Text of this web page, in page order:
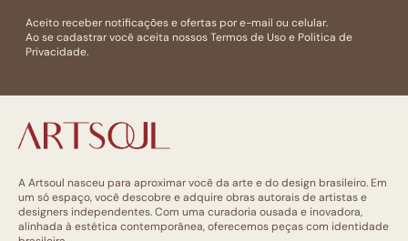
Aceito receber notificações e ofertas por e-mail ou celular.
Ao se cadastrar você aceita nossosTermos de Usoe Politica de
Privacidade.
A Artsoul nasceu para aproximar você da arte e do design brasileiro. Em
um só espaço, você descobre e adquire obras autorais de artistas e
designers independentes. Com uma curadoria ousada e inovadora,
alinhada à estética contemporânea, oferecemos peças com identidade